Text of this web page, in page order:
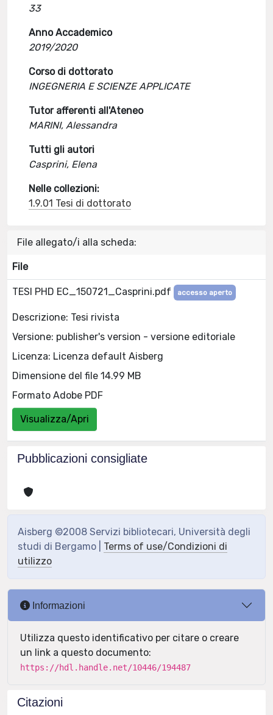
33
Anno Accademico
2019/2020
Corso di dottorato
INGEGNERIA E SCIENZE APPLICATE
Tutor afferenti all'Ateneo
MARINI, Alessandra
Tutti gli autori
Casprini, Elena
Nelle collezioni:
1.9.01 Tesi di dottorato
File allegato/i alla scheda:
File
TESI PHD EC_150721_Casprini.pdf accesso aperto
Descrizione: Tesi rivista
Versione: publisher's version - versione editoriale
Licenza: Licenza default Aisberg
Dimensione del file 14.99 MB
Formato Adobe PDF
Visualizza/Apri
Pubblicazioni consigliate
Aisberg ©2008 Servizi bibliotecari, Università degli
studi di Bergamo | Terms of use/Condizioni di
utilizzo
Informazioni
Utilizza questo identificativo per citare o creare
un link a questo documento:
https://hdl.handle.net/10446/194487
Citazioni